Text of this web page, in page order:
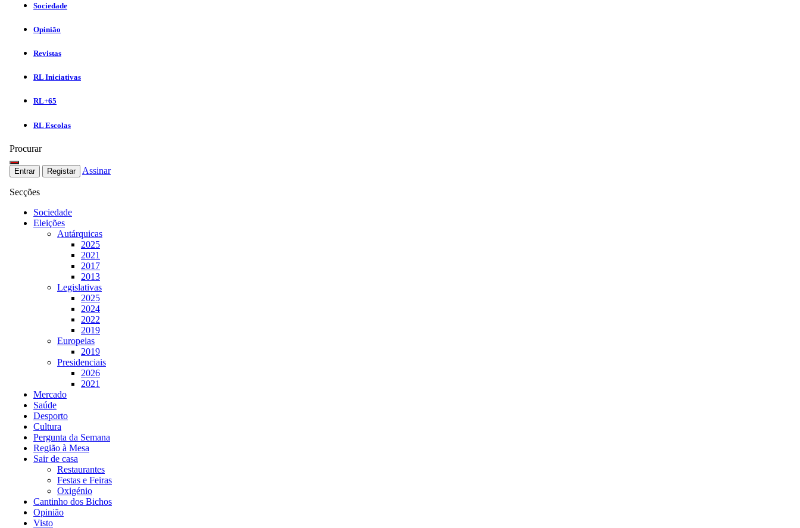
Sociedade
Opinião
Revistas
RL Iniciativas
RL+65
RL Escolas
Procurar
Entrar Registar Assinar
Secções
Sociedade
Eleições
Autárquicas
2025
2021
2017
2013
Legislativas
2025
2024
2022
2019
Europeias
2019
Presidenciais
2026
2021
Mercado
Saúde
Desporto
Cultura
Pergunta da Semana
Região à Mesa
Sair de casa
Restaurantes
Festas e Feiras
Oxigénio
Cantinho dos Bichos
Opinião
Visto